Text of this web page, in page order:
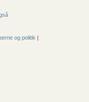
og politik |